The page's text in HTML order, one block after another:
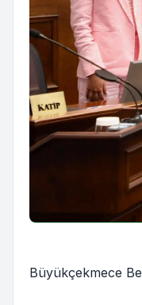
Büyükçekmece